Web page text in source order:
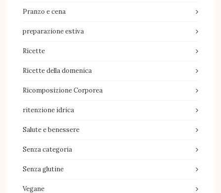
Pranzo e cena
preparazione estiva
Ricette
Ricette della domenica
Ricomposizione Corporea
ritenzione idrica
Salute e benessere
Senza categoria
Senza glutine
Vegane